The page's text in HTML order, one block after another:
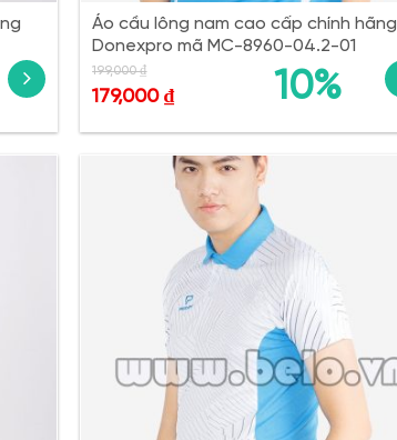
Áo cầu lông nam cao cấp chính hãng
Donexpro mã MC-8960-04.2-01
10%
199,000₫
179,000₫